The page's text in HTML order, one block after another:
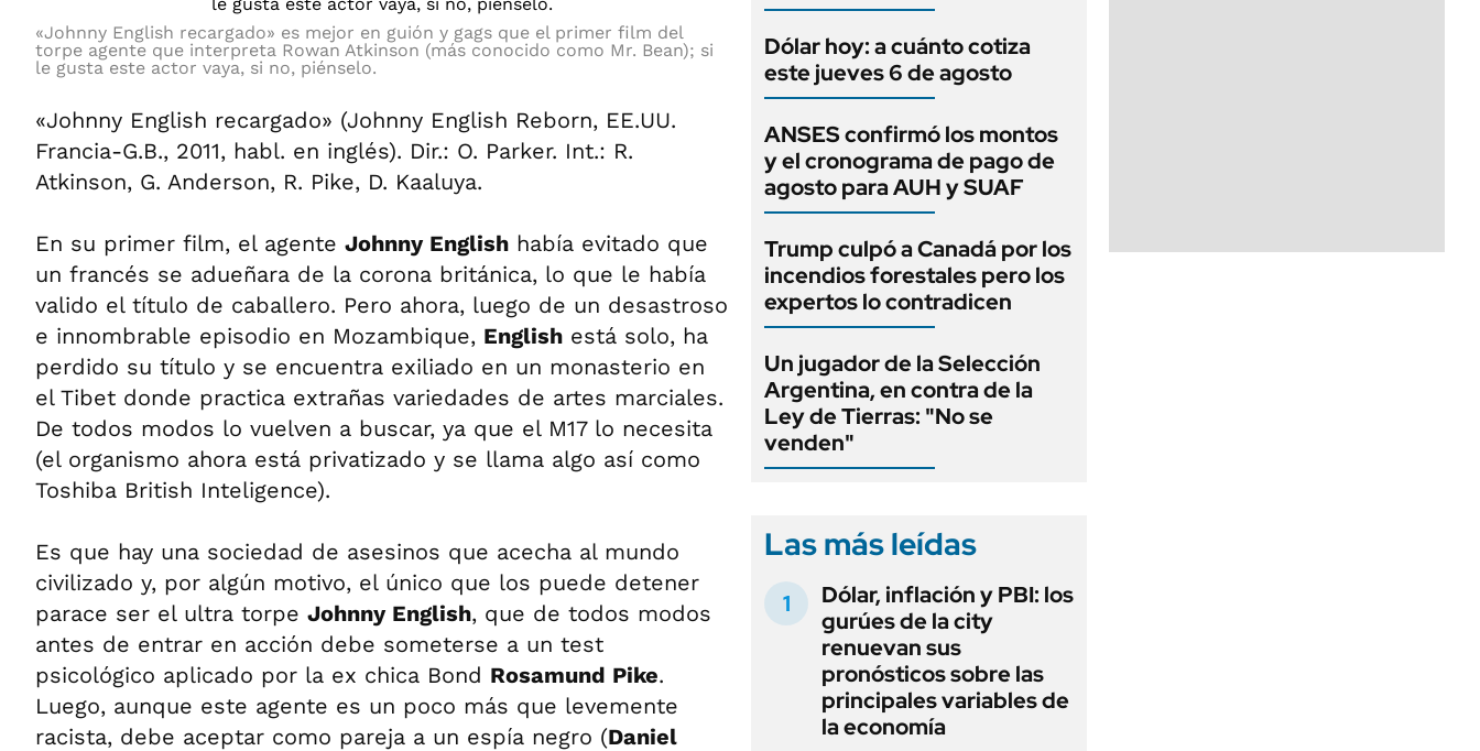
«Johnny English recargado» es mejor en guión y gags que el primer film del
torpe agente que interpreta Rowan Atkinson (más conocido como Mr. Bean); si
le gusta este actor vaya, si no, piénselo.
«Johnny English recargado» (Johnny English Reborn, EE.UU.
Francia-G.B., 2011, habl. en inglés). Dir.: O. Parker. Int.: R.
Atkinson, G. Anderson, R. Pike, D. Kaaluya.
En su primer film, el agente Johnny English había evitado que
un francés se adueñara de la corona británica, lo que le había
valido el título de caballero. Pero ahora, luego de un desastroso
e innombrable episodio en Mozambique, English está solo, ha
perdido su título y se encuentra exiliado en un monasterio en
el Tibet donde practica extrañas variedades de artes marciales.
De todos modos lo vuelven a buscar, ya que el M17 lo necesita
(el organismo ahora está privatizado y se llama algo así como
Toshiba British Inteligence).
Es que hay una sociedad de asesinos que acecha al mundo
civilizado y, por algún motivo, el único que los puede detener
parace ser el ultra torpe Johnny English, que de todos modos
antes de entrar en acción debe someterse a un test
psicológico aplicado por la ex chica Bond Rosamund Pike.
Luego, aunque este agente es un poco más que levemente
racista, debe aceptar como pareja a un espía negro (Daniel
Dólar hoy: a cuánto cotiza
este jueves 6 de agosto
ANSES confirmó los montos
y el cronograma de pago de
agosto para AUH y SUAF
Trump culpó a Canadá por los
incendios forestales pero los
expertos lo contradicen
Un jugador de la Selección
Argentina, en contra de la
Ley de Tierras: "No se
venden"
Las más leídas
Dólar, inflación y PBI: los
gurúes de la city
renuevan sus
pronósticos sobre las
principales variables de
la economía